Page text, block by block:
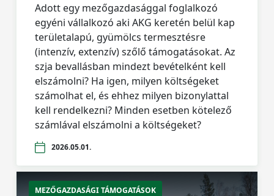
Adott egy mezőgazdasággal foglalkozó
egyéni vállalkozó aki AKG keretén belül kap
területalapú, gyümölcs termesztésre
(intenzív, extenzív) szőlő támogatásokat. Az
szja bevallásban mindezt bevételként kell
elszámolni? Ha igen, milyen költségeket
számolhat el, és ehhez milyen bizonylattal
kell rendelkezni? Minden esetben kötelező
számlával elszámolni a költségeket?
2026.05.01.
MEZŐGAZDASÁGI TÁMOGATÁSOK